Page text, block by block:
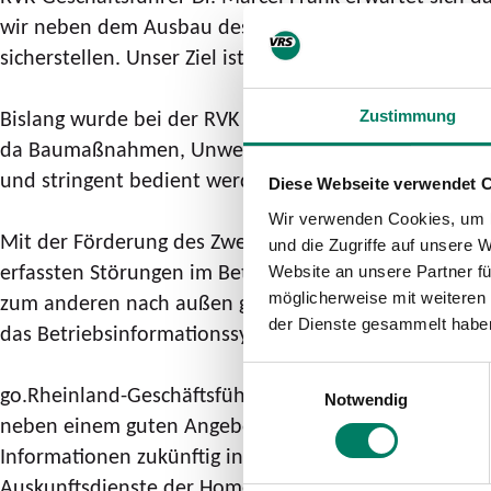
Zustimmung
Diese Webseite verwendet
Wir verwenden Cookies,
und die Zugriffe auf unsere
Website an unsere Partner
möglicherweise mit
der Dienste gesammelt
Notwendig
wir neben dem Ausbau des Linienangebotes vor
sicherstellen. Unser Ziel ist es, Mitte bis Ende 2024 in
Bislang wurde bei der RVK ein weitgehend
da Baumaßnahmen, Unwetter oder
und stringent bedient werden können.
Mit der Förderung des Zweckverbands
erfassten Störungen im Betriebsablauf zielgerichtet
zum anderen nach außen gerichtet, mit
das Betriebsinformationssystem werden in das
go.Rheinland-Geschäftsführer Dr. Norbert
neben einem guten Angebot auch aktuelle und gut
Informationen zukünftig in konsistenter Form und